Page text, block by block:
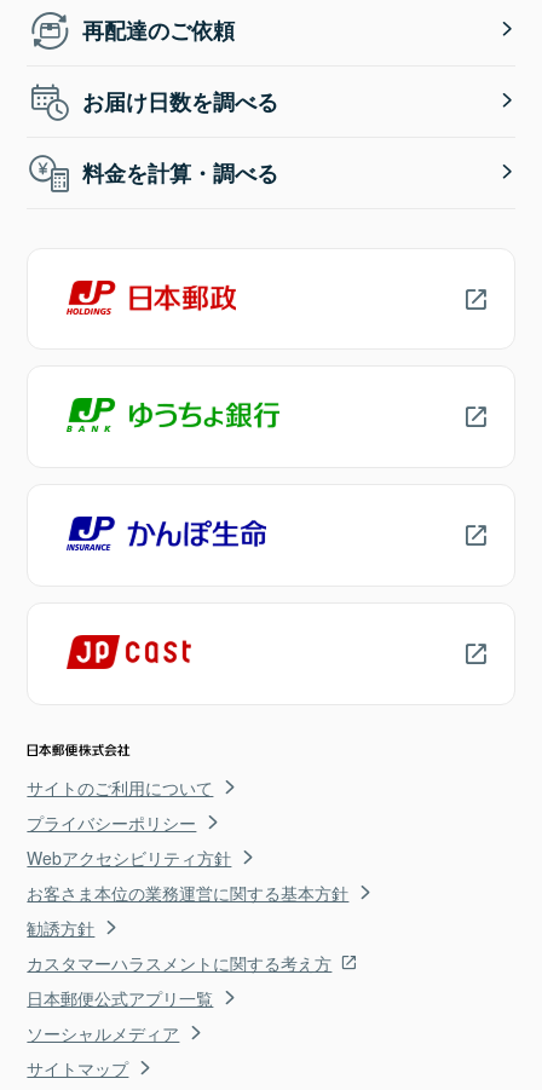
再配達のご依頼
お届け日数を調べる
料金を計算・調べる
サイトのご利用について
プライバシーポリシー
Webアクセシビリティ方針
お客さま本位の業務運営に関する基本方針
勧誘方針
カスタマーハラスメントに関する考え方
日本郵便公式アプリ一覧
ソーシャルメディア
サイトマップ